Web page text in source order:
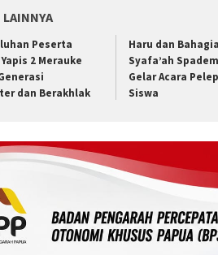
LAINNYA
Peserta
2 Merauke
dan Berakhlak
Haru dan
Syafa’ah
Gelar Acara
Siswa